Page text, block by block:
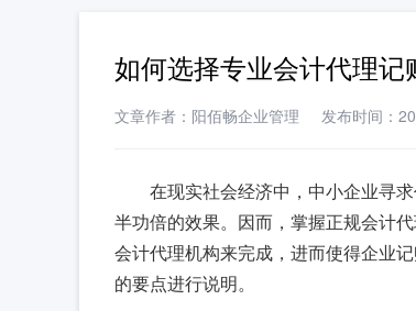
如何选择专业会计代理记
文章作者：阳佰畅企业管理 发布时间：
在现实社会经济中，中小企业寻
半功倍的效果。因而，掌握正规会计
会计代理机构来完成，进而使得企业
的要点进行说明。